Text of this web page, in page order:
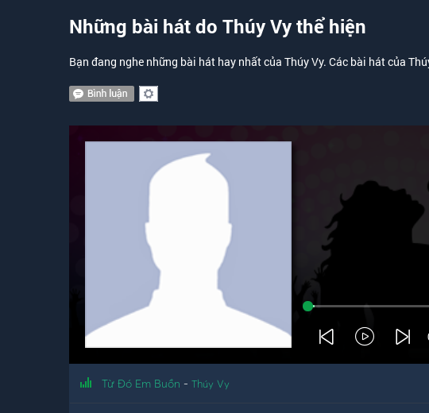
Những bài hát do Thúy Vy thể hiện
Bạn đang nghe những bài hát hay nhất của Thúy Vy. Các bài hát của
Từ Đó Em Buồn - Thúy Vy